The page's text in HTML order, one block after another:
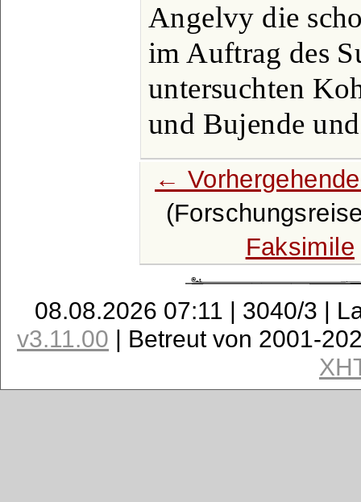
Angelvy die
im Auftrag des
untersuchten
und Bujende und
←
Faksimile
08.08.2026 07:11 | 3040/3 |
v3.11.00 | Betreut von 2001-